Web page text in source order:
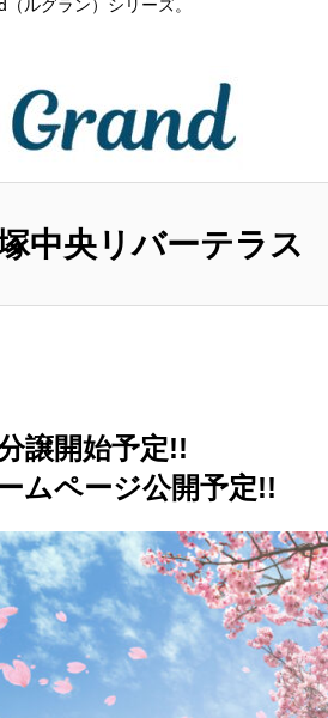
ルグラン）シリーズ。
中央リバーテラス
譲開始予定!!
ムページ公開予定!!